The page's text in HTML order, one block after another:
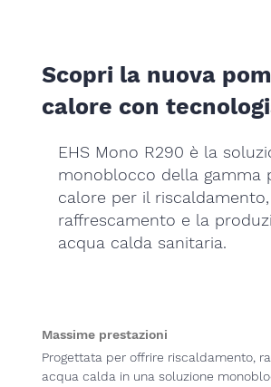
Scopri la nuova
calore con
EHS Mono R290 è la
monoblocco della gamma
calore per il riscaldamento,
raffrescamento e la
acqua calda sanitaria.
Massime prestazioni
Progettata per offrire riscaldamento,
acqua calda in una soluzione